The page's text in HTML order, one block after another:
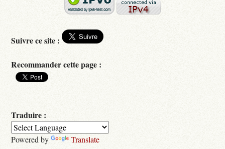
Suivre ce site :
Recommander cette page :
Traduire :
Powered by Translate